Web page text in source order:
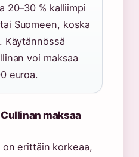
20–30 % kalliimpi
Suomeen, koska
Käytännössä
voi maksaa
euroa.
maksaa
erittäin korkeaa,